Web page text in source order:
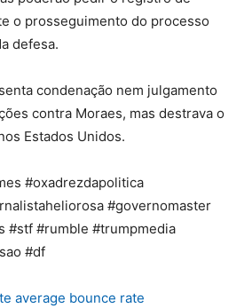
o prosseguimento do processo
defesa.
condenação nem julgamento
contra Moraes, mas destrava o
Estados Unidos.
#oxadrezdapolitica
#governomaster
#stf #rumble #trumpmedia
#df
average bounce rate